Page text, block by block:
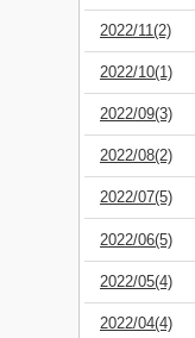
2022/11(2)
2022/10(1)
2022/09(3)
2022/08(2)
2022/07(5)
2022/06(5)
2022/05(4)
2022/04(4)